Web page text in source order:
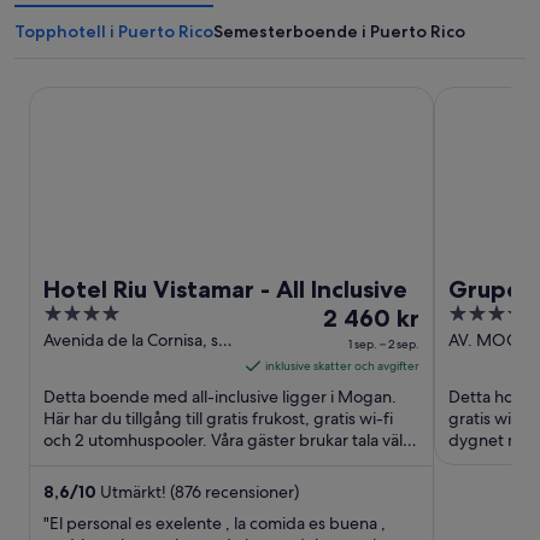
Topphotell i Puerto RicoSemesterboende i Puerto Rico
Hotel Riu Vistamar - All Inclusive
4
out
5
Avenida de la Cornisa, s/n
Priset
2 460 kr
per
natt
mellan
och
2 460 kr
1 sep. – 2 sep.
inklusive skatter och avgifter
Detta boende med all-inclusive ligger i Mogan.
Här har du tillgång till gratis frukost, gratis wi-fi
och 2 utomhuspooler. Våra gäster brukar tala väl
8,6/10 Utmärkt! (876 recensioner)
"El personal es exelente , la comida es buena ,
4
out
5
AV.
Detta
gratis wi-fi,
dygnet